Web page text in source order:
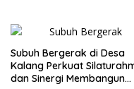
Subuh Bergerak di Desa
Kalang Perkuat
dan Sinergi Membangun